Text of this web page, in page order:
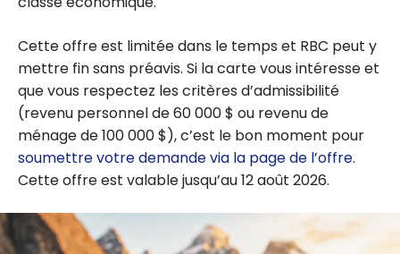
Cette offre est limitée dans le temps et RBC peut y
mettre fin sans préavis. Si la carte vous intéresse et
que vous respectez les critères d’admissibilité
(revenu personnel de 60 000 $ ou revenu de
ménage de 100 000 $), c’est le bon moment pour
soumettre votre demande via la page de l’offre.
Cette offre est valable jusqu’au 12 août 2026.